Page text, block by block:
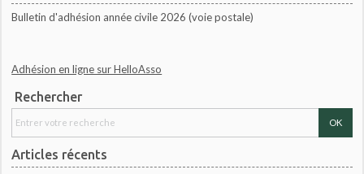
Bulletin d'adhésion année civile 2026 (voie postale)
Adhésion en ligne sur HelloAsso
Rechercher
Articles récents